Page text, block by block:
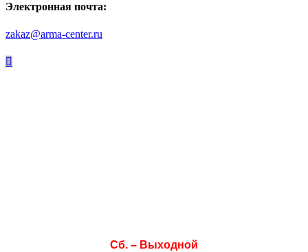
Электронная почта:
zakaz@arma-center.ru
Сб. – Выходной